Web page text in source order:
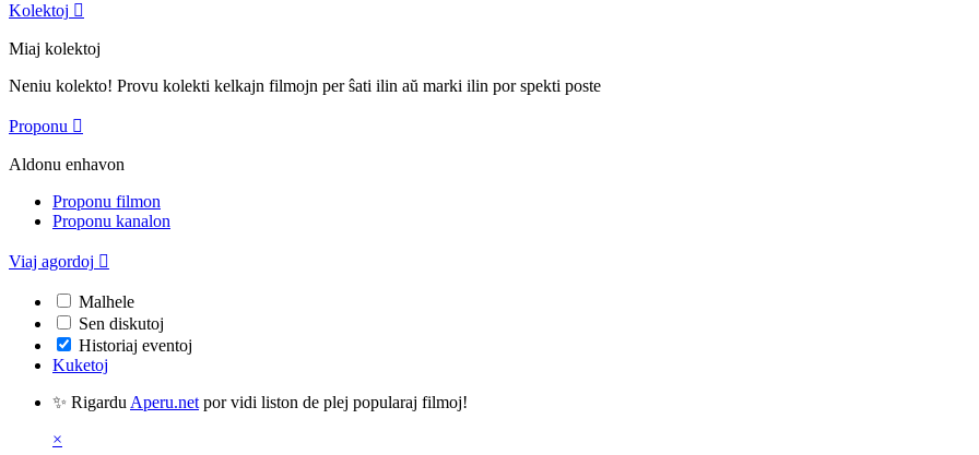
Kolektoj 
Miaj kolektoj
Neniu kolekto! Provu kolekti kelkajn filmojn per ŝati ilin aŭ marki ilin por spekti poste
Proponu 
Aldonu enhavon
Proponu filmon
Proponu kanalon
Viaj agordoj 
Malhele
Sen diskutoj
Historiaj eventoj
Kuketoj
✨ Rigardu Aperu.net por vidi liston de plej popularaj filmoj!
×